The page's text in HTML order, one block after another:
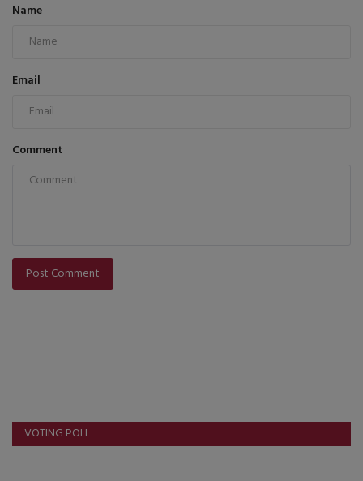
Name
Email
Comment
Post Comment
VOTING POLL